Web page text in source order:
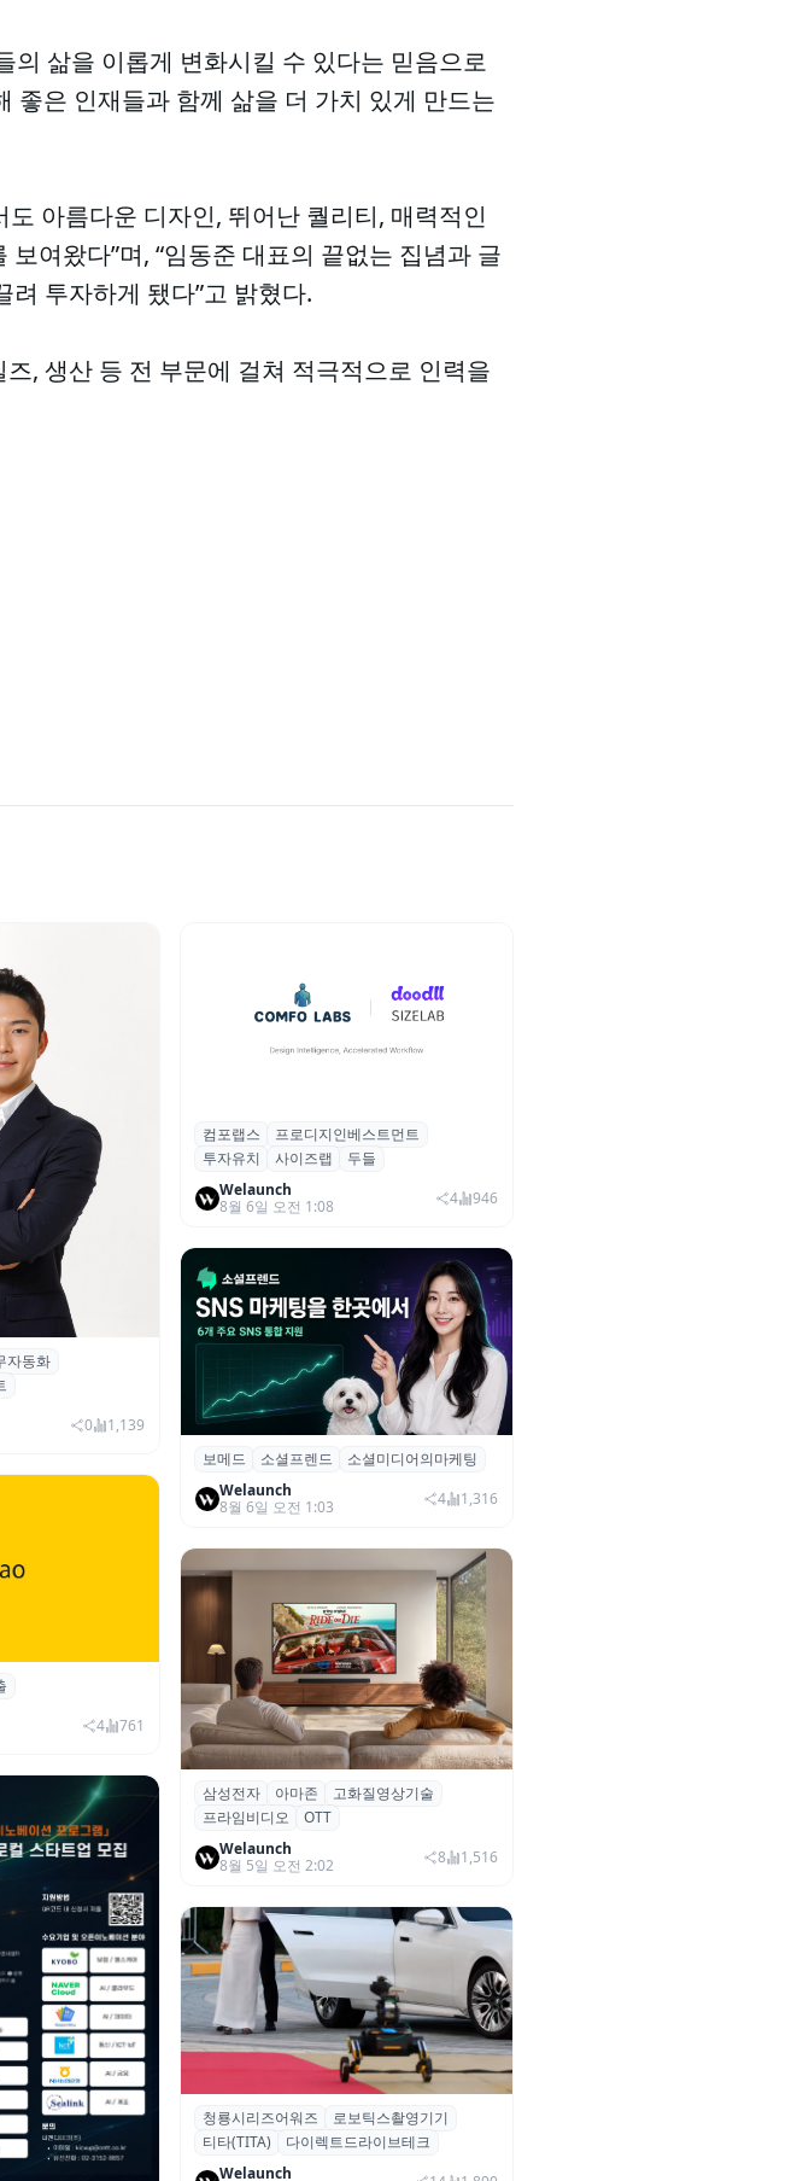
의 삶을 이롭게 변화시킬 수 있다는 믿음으로
좋은 인재들과 함께 삶을 더 가치 있게 만드는
아름다운 디자인, 뛰어난 퀄리티, 매력적인
여왔다”며, “임동준 대표의 끝없는 집념과 글
투자하게 됐다”고 밝혔다.
, 생산 등 전 부문에 걸쳐 적극적으로 인력을
출신 이창헌 영
트 개발 본격화
자동화
0 1,139
출 2조985억·영
기 최대
4 761
컴포랩스, 프로디지인베스트먼트로부터
시드 투자 유치
컴포랩스
프로디지인베스트먼트
투자유치
사이즈랩
두들
Welaunch
8월 6일 오전 1:08
4 946
보메드 ‘소셜프렌드’, 유튜브·인스타 등 6
개 SNS 마케팅 통합 지원
보메드 소셜프렌드
소셜미디어의마케팅
Welaunch
8월 6일 오전 1:03
4 1,316
삼성전자·아마존, 프라임 비디오에
‘HDR10+ 어드밴스드’ 적용
삼성전자 아마존
고화질영상기술
프라임비디오
OTT
Welaunch
8월 5일 오전 2:02
8 1,516
청룡시리즈어워즈 레드카펫에 등장한 바
퀴형 이족 보행 로봇 ‘티타(TITA)’
청룡시리즈어워즈
로보틱스촬영기기
티타(TITA)
다이렉트드라이브테크
Welaunch